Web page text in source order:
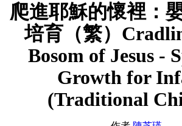
爬進耶穌的懷裡：
培育（繁）
Bosom of Jesus -
Growth for
(Traditional